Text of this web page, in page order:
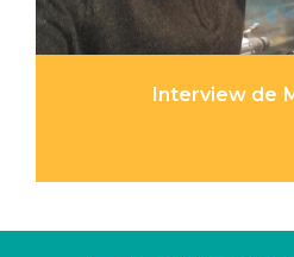
Interview de